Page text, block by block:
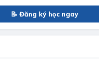
📝 Đăng ký học ngay